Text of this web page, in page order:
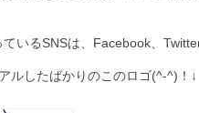
いるSNSは、Facebook、
ルしたばかりのこのロゴ(^-^)！↓